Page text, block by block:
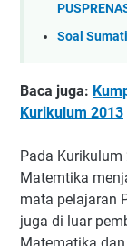
Soal
Baca juga:
Kurikulum 2013
Pada
Matemtika
mata pelajaran
juga di luar